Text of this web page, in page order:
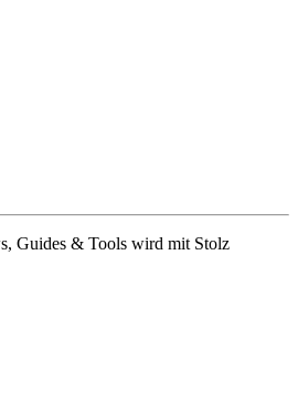
Guides & Tools wird mit Stolz